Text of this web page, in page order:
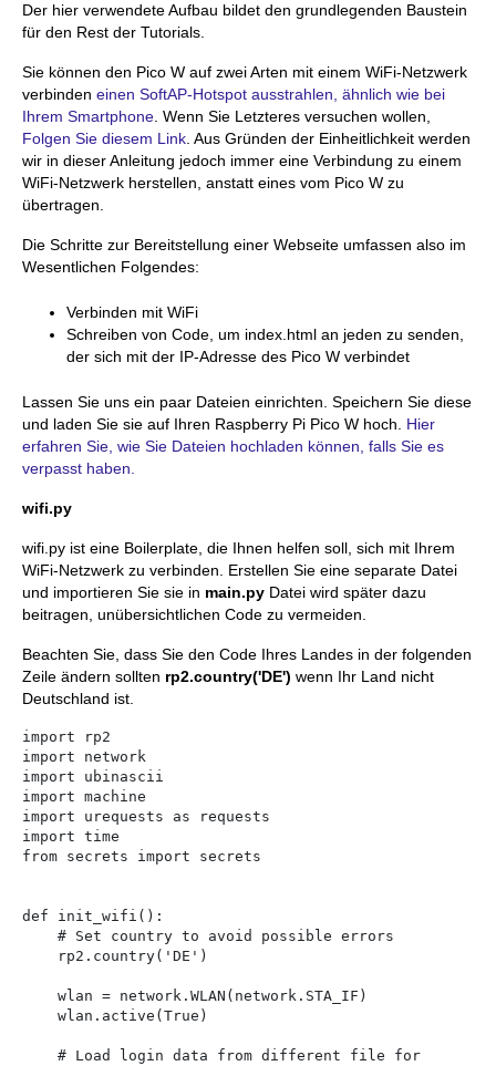
Der hier verwendete Aufbau bildet den grundlegenden Baustein
für den Rest der Tutorials.
Sie können den Pico W auf zwei Arten mit einem WiFi-Netzwerk
verbinden einen SoftAP-Hotspot ausstrahlen, ähnlich wie bei
Ihrem Smartphone . Wenn Sie Letzteres versuchen wollen,
Folgen Sie diesem Link . Aus Gründen der Einheitlichkeit werden
wir in dieser Anleitung jedoch immer eine Verbindung zu einem
WiFi-Netzwerk herstellen, anstatt eines vom Pico W zu
übertragen.
Die Schritte zur Bereitstellung einer Webseite umfassen also im
Wesentlichen Folgendes:
Verbinden mit WiFi
Schreiben von Code, um index.html an jeden zu senden,
der sich mit der IP-Adresse des Pico W verbindet
Lassen Sie uns ein paar Dateien einrichten. Speichern Sie diese
und laden Sie sie auf Ihren Raspberry Pi Pico W hoch. Hier
erfahren Sie, wie Sie Dateien hochladen können, falls Sie es
verpasst haben.
wifi.py
wifi.py ist eine Boilerplate, die Ihnen helfen soll, sich mit Ihrem
WiFi-Netzwerk zu verbinden. Erstellen Sie eine separate Datei
und importieren Sie sie in main.py Datei wird später dazu
beitragen, unübersichtlichen Code zu vermeiden.
Beachten Sie, dass Sie den Code Ihres Landes in der folgenden
Zeile ändern sollten rp2.country('DE') wenn Ihr Land nicht
Deutschland ist.
import rp2
import network
import ubinascii
import machine
import urequests as requests
import time
from secrets import secrets
def init_wifi():